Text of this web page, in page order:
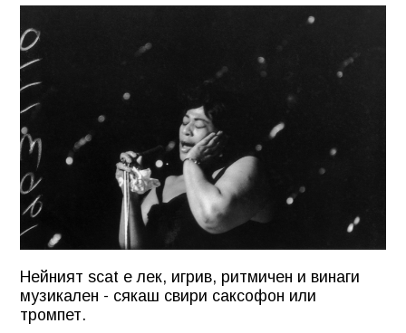
Нейният scat е лек, игрив, ритмичен и винаги
музикален - сякаш свири саксофон или
тромпет.